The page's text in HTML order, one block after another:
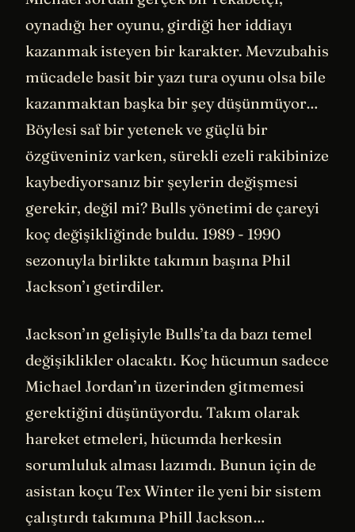
oynadığı her oyunu, girdiği her iddiayı
kazanmak isteyen bir karakter. Mevzubahis
mücadele basit bir yazı tura oyunu olsa bile
kazanmaktan başka bir şey düşünmüyor…
Böylesi saf bir yetenek ve güçlü bir
özgüveniniz varken, sürekli ezeli rakibinize
kaybediyorsanız bir şeylerin değişmesi
gerekir, değil mi? Bulls yönetimi de çareyi
koç değişikliğinde buldu. 1989 - 1990
sezonuyla birlikte takımın başına Phil
Jackson’ı getirdiler.
Jackson’ın gelişiyle Bulls’ta da bazı temel
değişiklikler olacaktı. Koç hücumun sadece
Michael Jordan’ın üzerinden gitmemesi
gerektiğini düşünüyordu. Takım olarak
hareket etmeleri, hücumda herkesin
sorumluluk alması lazımdı. Bunun için de
asistan koçu Tex Winter ile yeni bir sistem
çalıştırdı takımına Phill Jackson…